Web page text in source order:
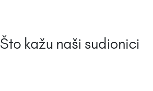
Što kažu naši sudionici